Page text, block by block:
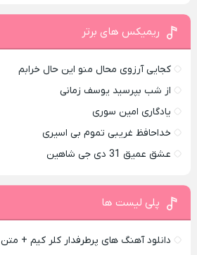
ریمیکس های برتر
کجایی آرزوی محال منو این حال خرابم
از شب بپرسید یوسف زمانی
یادگاری امین سوری
خداحافظ غریبی تموم بی اسیری
عشق عمیق 31 دی جی شاهین
پلی لیست ها
دانلود آهنگ های پرطرفدار کلر کیم + متن